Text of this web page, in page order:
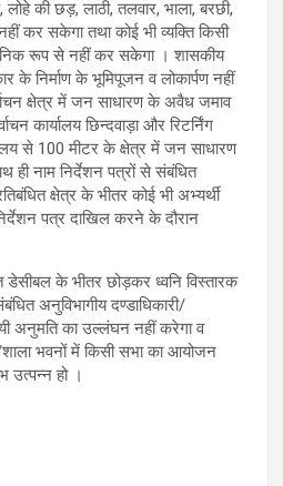
की छड़, लाठी, तलवार, भाला, बरछी,
कर सकेगा तथा कोई भी व्यक्ति किसी
रूप से नहीं कर सकेगा । शासकीय
के निर्माण के भूमिपूजन व लोकार्पण नहीं
क्षेत्र में जन साधारण के अवैध जमाव
कार्यालय छिन्दवाड़ा और रिटर्निंग
से 100 मीटर के क्षेत्र में जन साधारण
नाम निर्देशन पत्रों से संबंधित
क्षेत्र के भीतर कोई भी अभ्यर्थी
पत्र दाखिल करने के दौरान
डेसीबल के भीतर छोड़कर ध्वनि विस्तारक
अनुविभागीय दण्डाधिकारी/
अनुमति का उल्लंघन नहीं करेगा व
शाला भवनों में किसी सभा का आयोजन
उत्पन्न हो ।